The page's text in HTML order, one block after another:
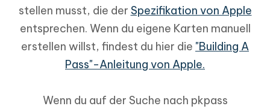
stellen musst, die der Spezifikation von Apple
entsprechen. Wenn du eigene Karten manuell
erstellen willst, findest du hier die "Building A
Pass"-Anleitung von Apple.
Wenn du auf der Suche nach pkpass